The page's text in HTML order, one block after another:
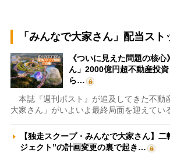
「みんなで大家さん」配当ス
《ついに見えた問題の核
ん」2000億円超不動産投
ら…
本誌『週刊ポスト』が追及してきた不動
大家さん」がいよいよ最終局面を迎えてい
【独走スクープ・みんなで大家さん】
ジェクト”の計画変更の裏で起き…